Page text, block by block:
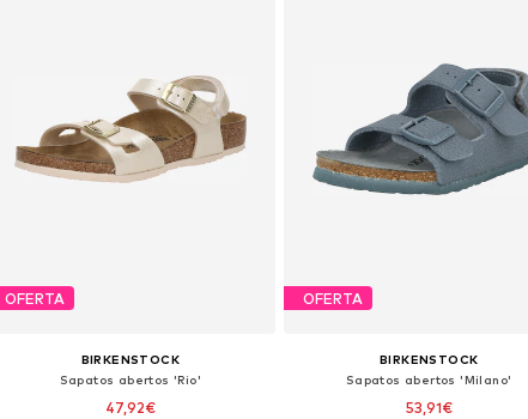
OFERTA
BIRKENSTOCK
Sapatos abertos 'Rio'
47,92€
OFERTA
BIRKENSTOCK
Sapatos abertos 'Milano'
53,91€